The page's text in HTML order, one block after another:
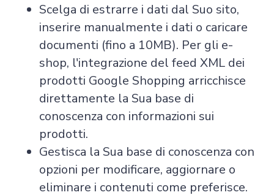
Scelga di estrarre i dati dal Suo sito,
inserire manualmente i dati o caricare
documenti (fino a 10MB). Per gli e-
shop, l'integrazione del feed XML dei
prodotti Google Shopping arricchisce
direttamente la Sua base di
conoscenza con informazioni sui
prodotti.
Gestisca la Sua base di conoscenza con
opzioni per modificare, aggiornare o
eliminare i contenuti come preferisce.
Pricing Articles ChatGPT for Websites